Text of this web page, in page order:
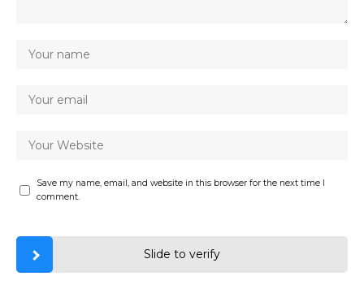
Save my name, email, and website in this browser for the next time I
comment.
Slide to verify